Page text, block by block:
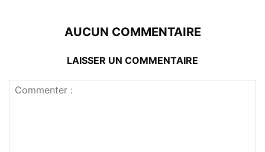
AUCUN COMMENTAIRE
LAISSER UN COMMENTAIRE